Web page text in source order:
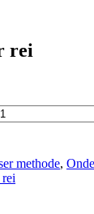
rei
methode,